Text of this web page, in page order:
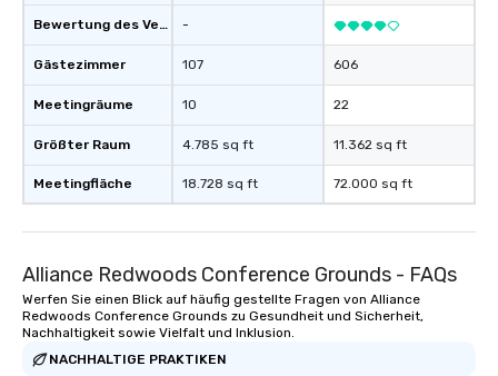
Bewertung des Veranstaltungsortes
Gästezimmer
Meetingräume
Größter Raum
Meetingfläche
-
107
10
4.785 sq ft
18.728 sq ft
606
22
11.362 sq ft
72.000 sq ft
Alliance Redwoods Conference Grounds - FAQs
Werfen Sie einen Blick auf häufig gestellte Fragen von Alliance
Redwoods Conference Grounds zu Gesundheit und Sicherheit,
Nachhaltigkeit sowie Vielfalt und Inklusion.
NACHHALTIGE PRAKTIKEN